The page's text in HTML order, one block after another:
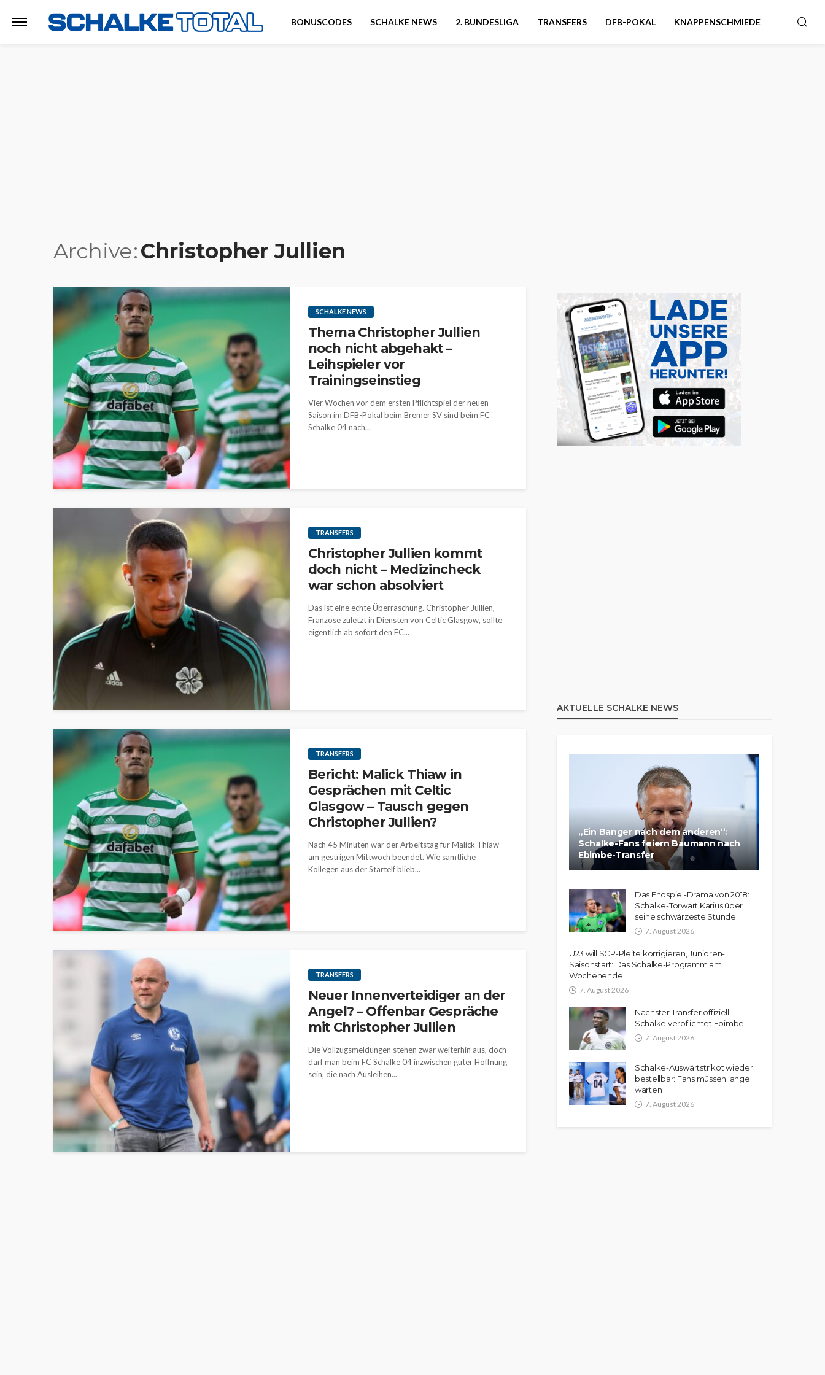
BONUSCODES SCHALKE NEWS 2. BUNDESLIGA TRANSFERS DFB-POKAL KNAPPENSCHMIEDE
Archive Christopher Jullien
SCHALKE NEWS
Thema Christopher Jullien
noch nicht abgehakt –
Leihspieler vor
Trainingseinstieg
Vier Wochen vor dem ersten Pflichtspiel der neuen
Saison im DFB-Pokal beim Bremer SV sind beim FC
Schalke 04 nach...
TRANSFERS
Christopher Jullien kommt
doch nicht – Medizincheck
war schon absolviert
Das ist eine echte Überraschung. Christopher Jullien,
Franzose zuletzt in Diensten von Celtic Glasgow, sollte
eigentlich ab sofort den FC...
TRANSFERS
Bericht: Malick Thiaw in
Gesprächen mit Celtic
Glasgow – Tausch gegen
Christopher Jullien?
Nach 45 Minuten war der Arbeitstag für Malick Thiaw
am gestrigen Mittwoch beendet. Wie sämtliche
Kollegen aus der Startelf blieb...
TRANSFERS
Neuer Innenverteidiger an der
Angel? – Offenbar Gespräche
mit Christopher Jullien
Die Vollzugsmeldungen stehen zwar weiterhin aus, doch
darf man beim FC Schalke 04 inzwischen guter Hoffnung
sein, die nach Ausleihen...
AKTUELLE SCHALKE NEWS
„Ein Banger nach dem anderen“:
Schalke-Fans feiern Baumann nach
Ebimbe-Transfer
Das Endspiel-Drama von 2018:
Schalke-Torwart Karius über
seine schwärzeste Stunde
7. August 2026
U23 will SCP-Pleite korrigieren, Junioren-
Saisonstart: Das Schalke-Programm am
Wochenende
7. August 2026
Nächster Transfer offiziell:
Schalke verpflichtet Ebimbe
7. August 2026
Schalke-Auswärtstrikot wieder
bestellbar: Fans müssen lange
warten
7. August 2026